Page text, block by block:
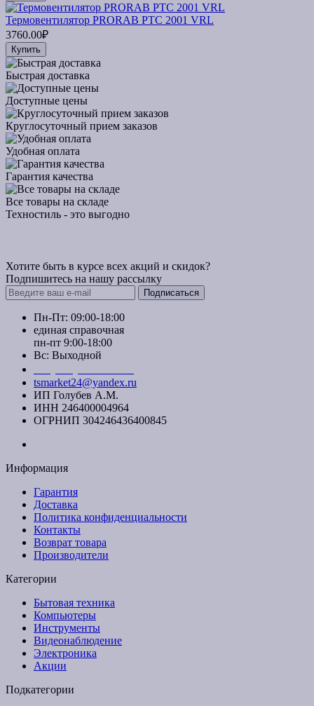
Термовентилятор PRORAB PTC 2001 VRL
3760.00₽
Купить
Быстрая доставка
Доступные цены
Круглосуточный прием заказов
Удобная оплата
Гарантия качества
Все товары на складе
Техностиль - это выгодно
Хотите быть в курсе всех акций и скидок?
Подпишитесь на нашу рассылку
Подписаться
Пн-Пт: 09:00-18:00
единая справочная
пн-пт 9:00-18:00
Вс: Выходной
tsmarket24@yandex.ru
ИП Голубев А.М.
ИНН 246400004964
ОГРНИП 304246436400845
Информация
Гарантия
Доставка
Политика конфиденциальности
Контакты
Возврат товара
Производители
Категории
Бытовая техника
Компьютеры
Инструменты
Видеонаблюдение
Электроника
Акции
Подкатегории